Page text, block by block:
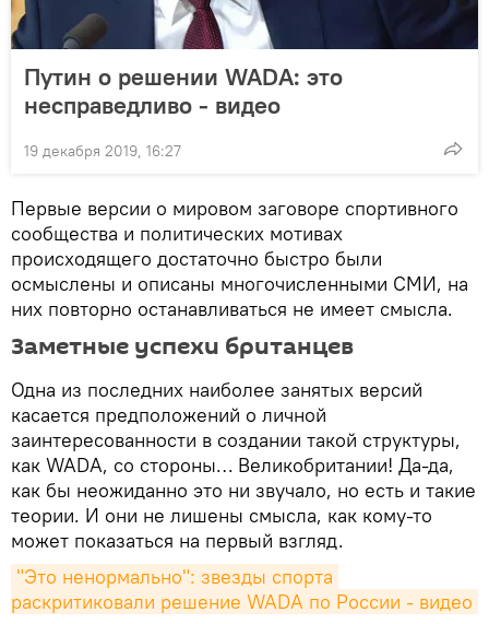
Путин о решении WADA: это
несправедливо - видео
19 декабря 2019, 16:27
Первые версии о мировом заговоре спортивного
сообщества и политических мотивах
происходящего достаточно быстро были
осмыслены и описаны многочисленными СМИ, на
них повторно останавливаться не имеет смысла.
Заметные успехи британцев
Одна из последних наиболее занятых версий
касается предположений о личной
заинтересованности в создании такой структуры,
как WADA, со стороны… Великобритании! Да-да,
как бы неожиданно это ни звучало, но есть и такие
теории. И они не лишены смысла, как кому-то
может показаться на первый взгляд.
"Это ненормально": звезды спорта
раскритиковали решение WADA по России - видео